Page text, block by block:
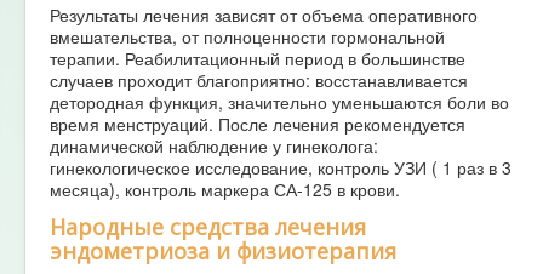
Результаты лечения зависят от объема оперативного
вмешательства, от полноценности гормональной
терапии. Реабилитационный период в большинстве
случаев проходит благоприятно: восстанавливается
детородная функция, значительно уменьшаются боли во
время менструаций. После лечения рекомендуется
динамической наблюдение у гинеколога:
гинекологическое исследование, контроль УЗИ ( 1 раз в 3
месяца), контроль маркера СА-125 в крови.
Народные средства лечения
эндометриоза и физиотерапия